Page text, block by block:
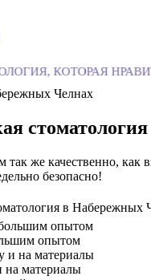
КОТОРАЯ
Челнах
стоматология
же качественно, как
безопасно!
опытом
на материалы